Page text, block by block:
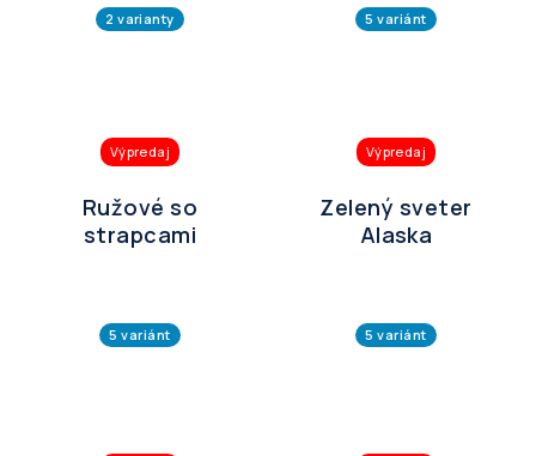
2 varianty 5 variánt
Výpredaj
Ružové so
strapcami
5 variánt
Výpredaj
Zelený sveter
Alaska
5 variánt